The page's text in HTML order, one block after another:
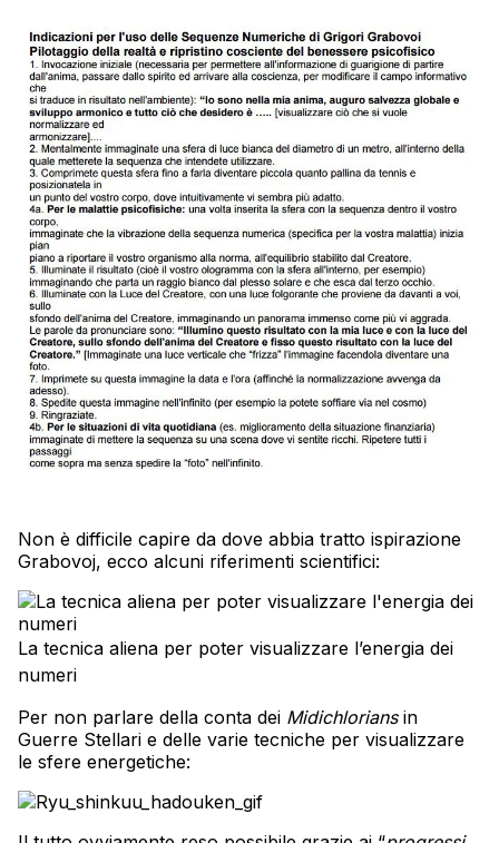
Non è difficile capire da dove abbia tratto ispirazione
Grabovoj, ecco alcuni riferimenti scientifici:
La tecnica aliena per poter visualizzare l’energia dei
numeri
Per non parlare della conta dei Midichloriansin
Guerre Stellari e delle varie tecniche per visualizzare
le sfere energetiche: